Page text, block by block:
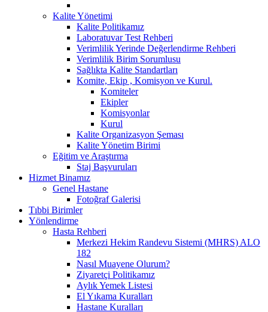
Kalite Yönetimi
Kalite Politikamız
Laboratuvar Test Rehberi
Verimlilik Yerinde Değerlendirme Rehberi
Verimlilik Birim Sorumlusu
Sağlıkta Kalite Standartları
Komite, Ekip , Komisyon ve Kurul.
Komiteler
Ekipler
Komisyonlar
Kurul
Kalite Organizasyon Şeması
Kalite Yönetim Birimi
Eğitim ve Araştırma
Staj Başvuruları
Hizmet Binamız
Genel Hastane
Fotoğraf Galerisi
Tıbbi Birimler
Yönlendirme
Hasta Rehberi
Merkezi Hekim Randevu Sistemi (MHRS) ALO
182
Nasıl Muayene Olurum?
Ziyaretçi Politikamız
Aylık Yemek Listesi
El Yıkama Kuralları
Hastane Kuralları